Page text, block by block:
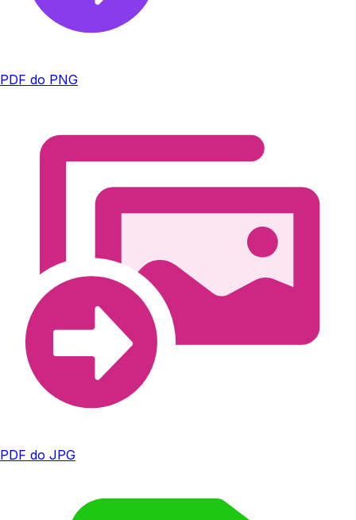
PDF do PNG
PDF do JPG